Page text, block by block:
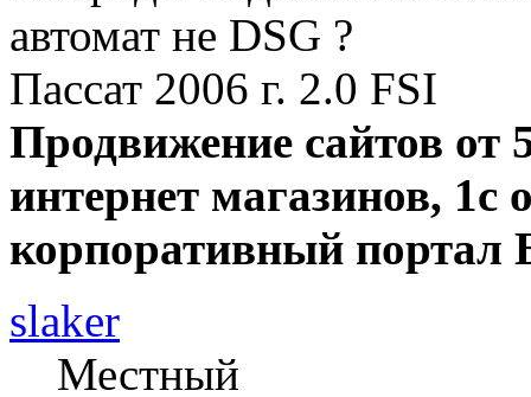
автомат не DSG ?
Пассат 2006 г. 2.0 FSI
Продвижение сайтов от
интернет магазинов, 1с
корпоративный портал
slaker
Местный